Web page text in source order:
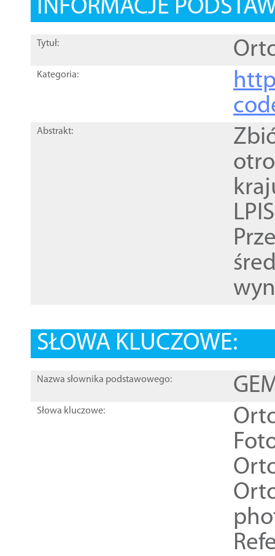
INFORMACJE
Tytuł:
Kategoria:
Abstrakt:
SŁOWA KLUCZOWE:
Nazwa słownika podstawowego:
Słowa kluczowe: